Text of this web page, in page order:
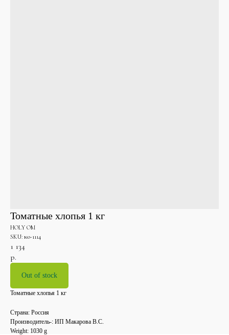
Томатные хлопья 1 кг
HOLY OM
SKU: мо-1114
1 134
р.
Out of stock
Томатные хлопья 1 кг
Страна: Россия
Производитель-: ИП Макарова В.С.
Weight: 1030 g